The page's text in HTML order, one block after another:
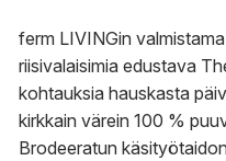
ferm LIVINGin
riisivalaisimia edustava
kohtauksia hauskasta
kirkkain värein 100 %
Brodeeratun